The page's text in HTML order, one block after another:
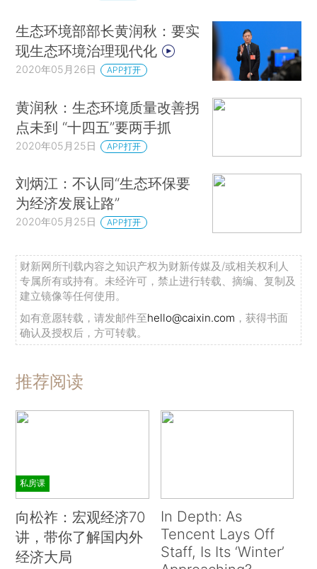
生态环境部部长黄润秋：要实
现生态环境治理现代化
2020年05月26日 APP打开
黄润秋：生态环境质量改善拐
点未到 “十四五”要两手抓
2020年05月25日 APP打开
刘炳江：不认同“生态环保要
为经济发展让路”
2020年05月25日 APP打开
财新网所刊载内容之知识产权为财新传媒及/或相关权利人
专属所有或持有。未经许可，禁止进行转载、摘编、复制及
建立镜像等任何使用。
如有意愿转载，请发邮件至hello@caixin.com ，获得书面
确认及授权后，方可转载。
推荐阅读
私房课
向松祚：宏观经济70
讲，带你了解国内外
经济大局
In Depth: As
Tencent Lays Off
Staff, Is Its ‘Winter’